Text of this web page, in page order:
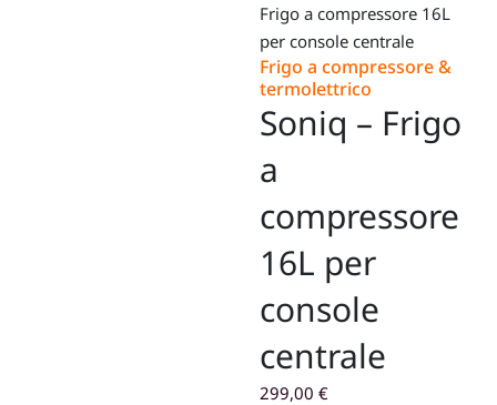
Frigo a compressore 16L
per console centrale
Frigo a compressore &
termolettrico
Soniq – Frigo
a
compressore
16L per
console
centrale
299,00 €